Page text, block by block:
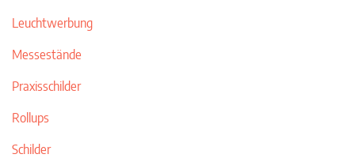
Leuchtwerbung
Messestände
Praxisschilder
Rollups
Schilder